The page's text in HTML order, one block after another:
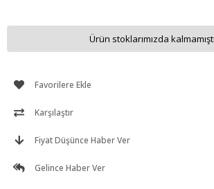
Ürün stoklarımızda
Favorilere Ekle
Karşılaştır
Fiyat Düşünce Haber Ver
Gelince Haber Ver